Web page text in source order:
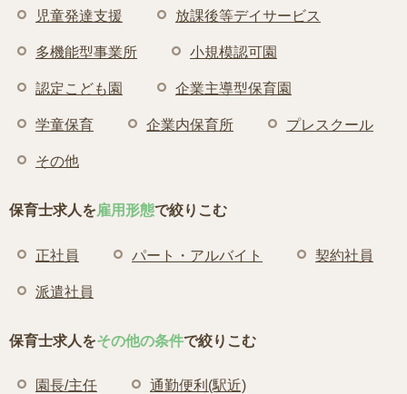
児童発達支援 放課後等デイサービス
多機能型事業所 小規模認可園
認定こども園 企業主導型保育園
学童保育 企業内保育所 プレスクール
その他
保育士求人を雇用形態で絞りこむ
正社員 パート・アルバイト 契約社員
派遣社員
保育士求人をその他の条件で絞りこむ
園長/主任 通勤便利(駅近)